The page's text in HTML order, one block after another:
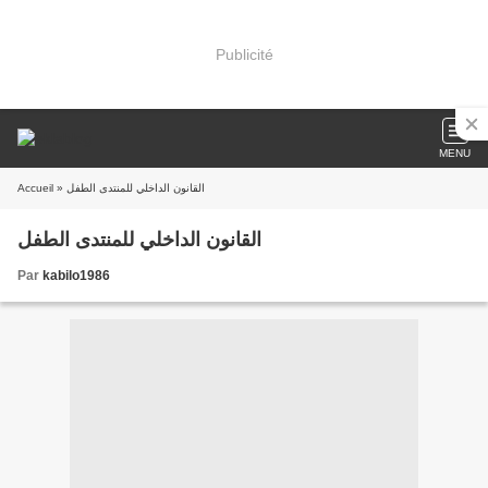
Publicité
MENU
Accueil » القانون الداخلي للمنتدى الطفل
القانون الداخلي للمنتدى الطفل
Par kabilo1986